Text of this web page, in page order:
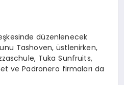
düzenlenecek
Tashoven, üstlenirken,
Tuka Sunfruits,
ve Padronero firmaları da